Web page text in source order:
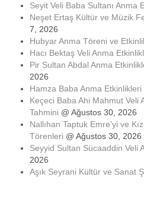
Seyit Veli Baba Sultanı Anma
Neşet Ertaş Kültür ve Müzik
7, 2026
Hubyar Anma Töreni ve
Hacı Bektaş Veli Anma
Pir Sultan Abdal Anma
2026
Hamza Baba Anma Etkinlikleri
Keçeci Baba Ahi Mahmut Veli
Tahmini @ Ağustos 30, 2026
Nallıhan Taptuk Emre’yi ve
Törenleri @ Ağustos 30, 2026
Seyyid Sultan Sücaaddin Veli
2026
Aşık Seyrani Kültür ve Sanat